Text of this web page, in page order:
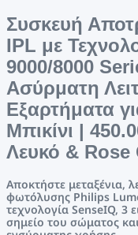
Συσκευή
IPL με
9000/8000
Ασύρματη
Εξαρτήματα
Μπικίνι |
Λευκό & Rose
Αποκτήστε μεταξένια,
φωτόλυσης Philips
τεχνολογία SenseIQ, 3
σημείο του σώματος